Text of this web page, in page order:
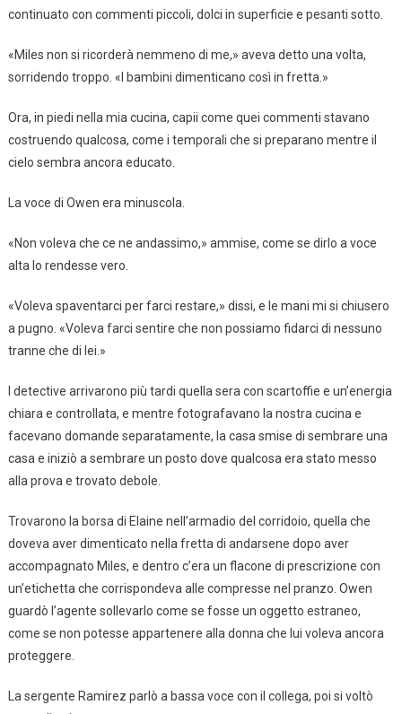
continuato con commenti piccoli, dolci in superficie e pesanti sotto.
«Miles non si ricorderà nemmeno di me,» aveva detto una volta,
sorridendo troppo. «I bambini dimenticano così in fretta.»
Ora, in piedi nella mia cucina, capii come quei commenti stavano
costruendo qualcosa, come i temporali che si preparano mentre il
cielo sembra ancora educato.
La voce di Owen era minuscola.
«Non voleva che ce ne andassimo,» ammise, come se dirlo a voce
alta lo rendesse vero.
«Voleva spaventarci per farci restare,» dissi, e le mani mi si chiusero
a pugno. «Voleva farci sentire che non possiamo fidarci di nessuno
tranne che di lei.»
I detective arrivarono più tardi quella sera con scartoffie e un’energia
chiara e controllata, e mentre fotografavano la nostra cucina e
facevano domande separatamente, la casa smise di sembrare una
casa e iniziò a sembrare un posto dove qualcosa era stato messo
alla prova e trovato debole.
Trovarono la borsa di Elaine nell’armadio del corridoio, quella che
doveva aver dimenticato nella fretta di andarsene dopo aver
accompagnato Miles, e dentro c’era un flacone di prescrizione con
un’etichetta che corrispondeva alle compresse nel pranzo. Owen
guardò l’agente sollevarlo come se fosse un oggetto estraneo,
come se non potesse appartenere alla donna che lui voleva ancora
proteggere.
La sergente Ramirez parlò a bassa voce con il collega, poi si voltò